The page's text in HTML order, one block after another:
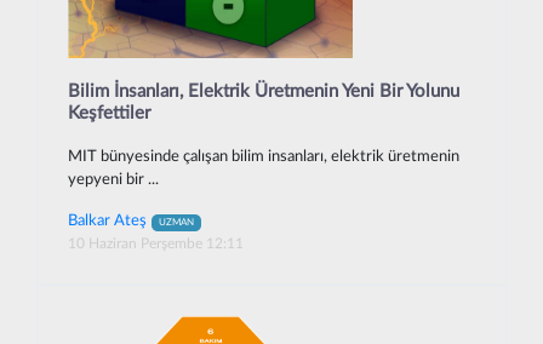
Bilim İnsanları, Elektrik Üretmenin Yeni Bir Yolunu
Keşfettiler
MIT bünyesinde çalışan bilim insanları, elektrik üretmenin
yepyeni bir ...
Balkar Ateş UZMAN
10 Haziran Perşembe 12:11